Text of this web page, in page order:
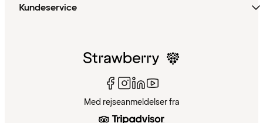
Kundeservice
Med rejseanmeldelser fra